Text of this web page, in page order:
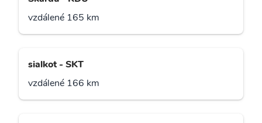
vzdálené 165 km
sialkot - SKT
vzdálené 166 km